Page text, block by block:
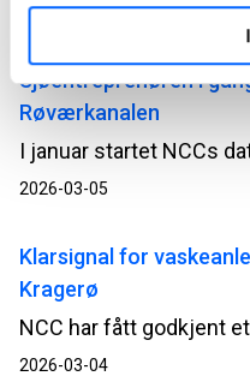
2026-03-05
Sjøentreprenøren i
Røværkanalen
2026-03-05
Klarsignal for
Kragerø
2026-03-04